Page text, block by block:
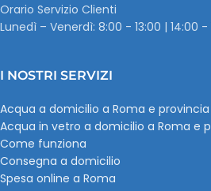
Orario Servizio Clienti
Lunedì – Venerdì: 8:00 - 13:00 | 14:00 -
I NOSTRI SERVIZI
Acqua a domicilio a Roma e provincia
Acqua in vetro a domicilio a Roma e
Come funziona
Consegna a domicilio
Spesa online a Roma